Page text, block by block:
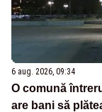
6 aug. 2026, 09:34
O comună
are bani să